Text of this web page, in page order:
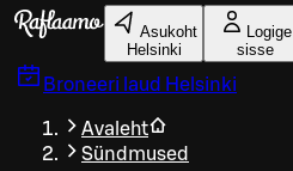
Liigu peamise sisu juurde
Asukoht
Helsinki
Logige
sisse
Broneeri laud Helsinki
Avaleht
Sündmused